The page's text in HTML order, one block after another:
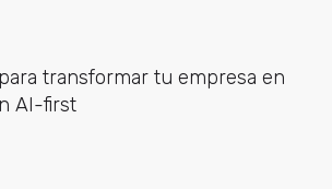
transformar tu empresa en
AI-first